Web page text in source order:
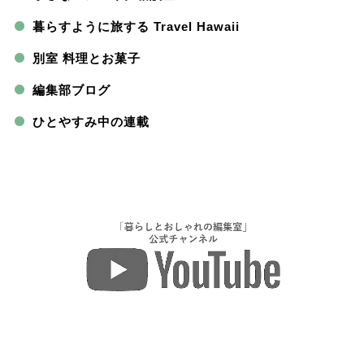
暮らすように旅する Travel Hawaii
別室 料理とお菓子
編集部ブログ
ひとやすみ中の連載